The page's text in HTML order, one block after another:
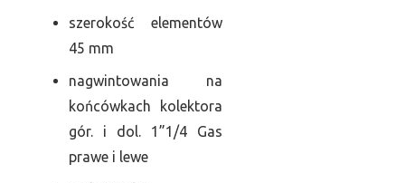
szerokość elementów
45 mm
nagwintowania na
końcówkach kolektora
gór. i dol. 1”1/4 Gas
prawe i lewe